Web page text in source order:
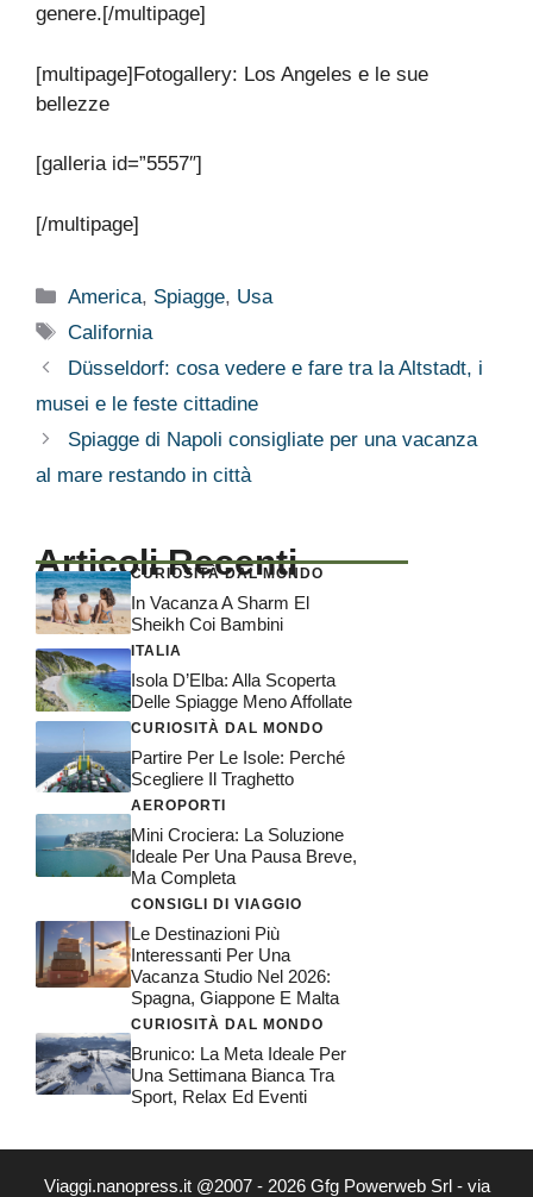
genere.[/multipage]
[multipage]Fotogallery: Los Angeles e le sue
bellezze
[galleria id=”5557″]
[/multipage]
Categorie
America, Spiagge, Usa
Tag
California
Düsseldorf: cosa vedere e fare tra la Altstadt, i
musei e le feste cittadine
Spiagge di Napoli consigliate per una vacanza
al mare restando in città
Articoli Recenti
CURIOSITÀ DAL MONDO
In Vacanza A Sharm El
Sheikh Coi Bambini
ITALIA
Isola D’Elba: Alla Scoperta
Delle Spiagge Meno Affollate
CURIOSITÀ DAL MONDO
Partire Per Le Isole: Perché
Scegliere Il Traghetto
AEROPORTI
Mini Crociera: La Soluzione
Ideale Per Una Pausa Breve,
Ma Completa
CONSIGLI DI VIAGGIO
Le Destinazioni Più
Interessanti Per Una
Vacanza Studio Nel 2026:
Spagna, Giappone E Malta
CURIOSITÀ DAL MONDO
Brunico: La Meta Ideale Per
Una Settimana Bianca Tra
Sport, Relax Ed Eventi
Viaggi.nanopress.it @2007 - 2026 Gfg Powerweb Srl - via